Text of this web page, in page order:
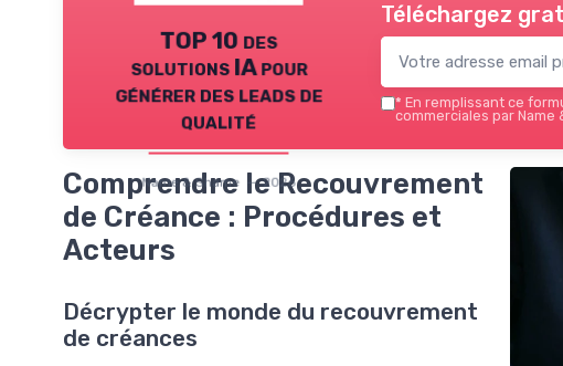
TOP 10 des
solutions IA pour
générer des leads de
qualité
Name & Shame — 2026
Téléchargez
* En remplissant ce
commerciales par Name
Comprendre le Recouvrement
de Créance : Procédures et
Acteurs
Décrypter le monde du recouvrement
de créances